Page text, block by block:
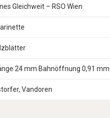
Gleichweit – RSO Wien
24 mm Bahnöffnung 0,91 mm
Vandoren